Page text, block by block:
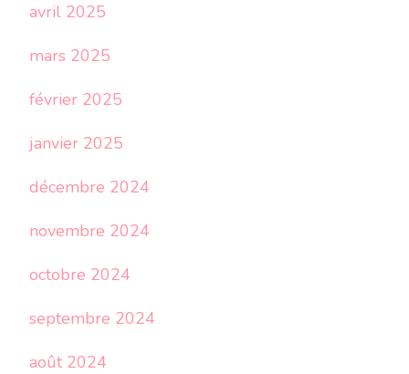
avril 2025
mars 2025
février 2025
janvier 2025
décembre 2024
novembre 2024
octobre 2024
septembre 2024
août 2024